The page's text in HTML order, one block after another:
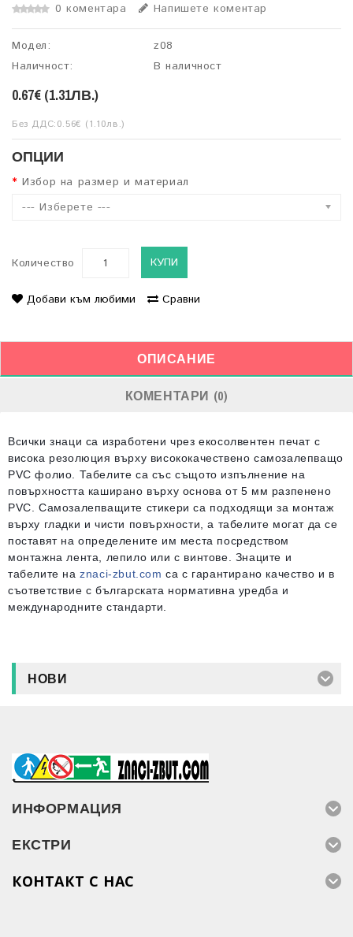
0 коментара Напишете коментар
Модел:
z08
Наличност:
В наличност
0.67€ (1.31ЛВ.)
Без ДДС:0.56€ (1.10лв.)
ОПЦИИ
Избор на размер и материал
--- Изберете ---
Количество КУПИ
Добави към любими Сравни
ОПИСАНИЕ
КОМЕНТАРИ (0)
Всички знаци са изработени чрез екосолвентен печат с
висока резолюция върху висококачествено самозалепващо
PVC фолио. Табелите са със същото изпълнение на
повърхността каширано върху основа от 5 мм разпенено
PVC. Самозалепващите стикери са подходящи за монтаж
върху гладки и чисти повърхности, а табелите могат да се
поставят на определените им места посредством
монтажна лента, лепило или с винтове. Знаците и
табелите наznaci-zbut.com са с гарантирано качество и в
съответствие с българската нормативна уредба и
международните стандарти.
НОВИ
ИНФОРМАЦИЯ
ЕКСТРИ
КОНТАКТ С НАС